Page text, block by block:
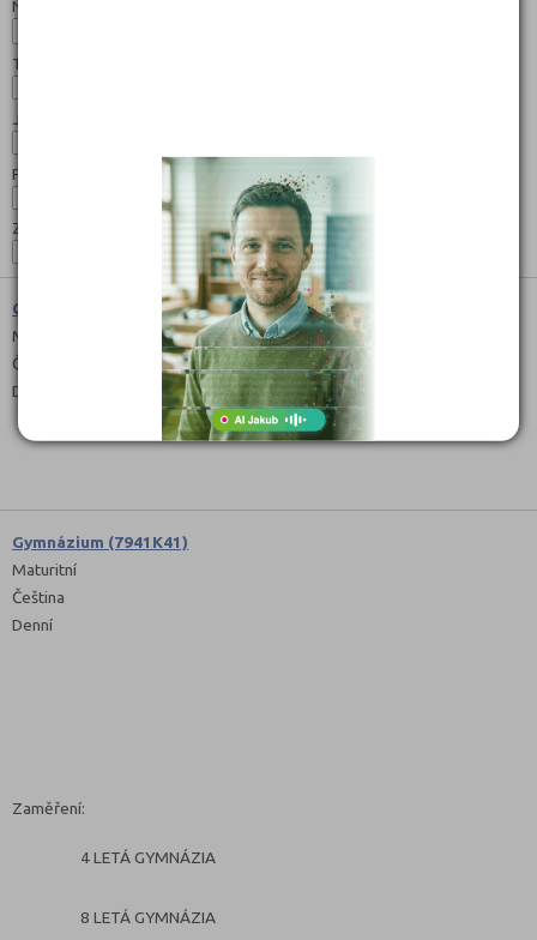
Název:
Typ:
Jazyk:
Forma:
Zaměření:
Gymnázium (7941K81)
Maturitní
Čeština
Denní
Gymnázium (7941K41)
Maturitní
Čeština
Denní
Zaměření:
4 LETÁ GYMNÁZIA
8 LETÁ GYMNÁZIA